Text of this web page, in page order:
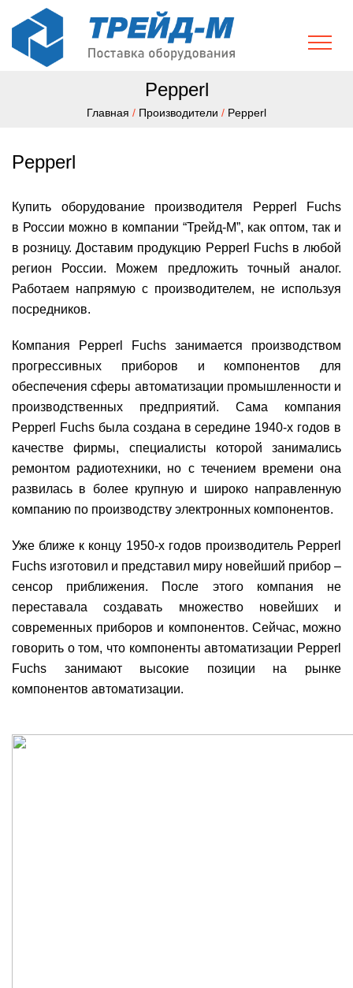
Pepperl
Главная / Производители / Pepperl
Pepperl
Купить оборудование производителя Pepperl Fuchs
в России можно в компании “Трейд-М”, как оптом, так и
в розницу. Доставим продукцию Pepperl Fuchs в любой
регион России. Можем предложить точный аналог.
Работаем напрямую с производителем, не используя
посредников.
Компания Pepperl Fuchs занимается производством
прогрессивных приборов и компонентов для
обеспечения сферы автоматизации промышленности и
производственных предприятий. Сама компания
Pepperl Fuchs была создана в середине 1940-х годов в
качестве фирмы, специалисты которой занимались
ремонтом радиотехники, но с течением времени она
развилась в более крупную и широко направленную
компанию по производству электронных компонентов.
Уже ближе к концу 1950-х годов производитель Pepperl
Fuchs изготовил и представил миру новейший прибор –
сенсор приближения. После этого компания не
переставала создавать множество новейших и
современных приборов и компонентов. Сейчас, можно
говорить о том, что компоненты автоматизации Pepperl
Fuchs занимают высокие позиции на рынке
компонентов автоматизации.